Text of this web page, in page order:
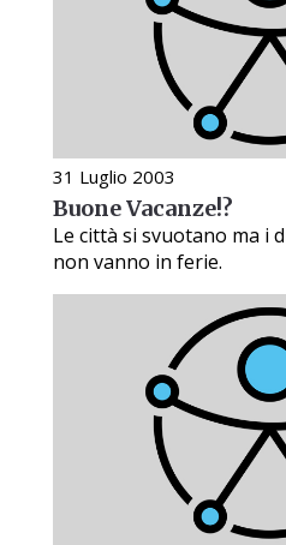
31 Luglio 2003
Buone Vacanze!?
Le città si svuotano ma i
non vanno in ferie.